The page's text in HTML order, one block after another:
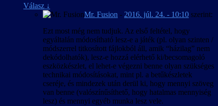
Válasz ↓
Mr. Fusion - 2016. júl. 24. - 10:10 szerint:
Ezt most még nem tudjuk. Az első feltétel, hogy
egyáltalán módosítható lesz-e a játék (pl. olyan szinten /
módszerrel titkosított fájlokból áll, amik “házilag” nem
dekódolhatók), lesz-e hozzá elérhető ki/becsomagoló
eszközkészlet, el lehet-e végezni benne olyan szükséges
technikai módosításokat, mint pl. a betűkészletek
cseréje, és mindezek után derül ki, hogy mennyi szöveg
van benne (valószínűsíthető, hogy hatalmas mennyiség
lesz) és mennyi egyéb munka lesz vele.